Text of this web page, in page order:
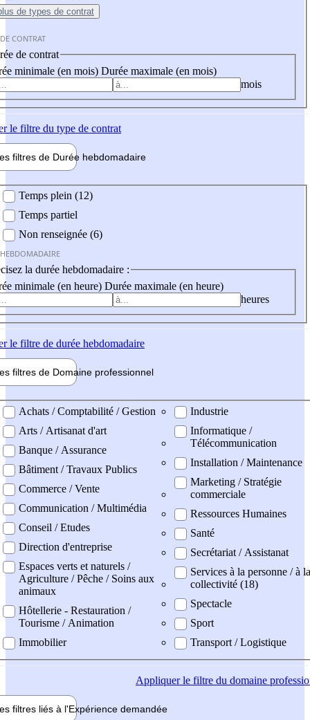
de types de contrat
CONTRAT
de contrat
minimale (en mois) Durée maximale (en mois)
mois
le filtre du type de contrat
filtres de Durée hebdomadaire
Temps plein (12)
Temps partiel
Non renseignée (6)
la durée hebdomadaire :
minimale (en heure) Durée maximale (en heure)
heures
le filtre de durée hebdomadaire
filtres de Domaine professionnel
professionel
Achats / Comptabilité / Gestion
Arts / Artisanat d'art
Banque / Assurance
Bâtiment / Travaux Publics
Commerce / Vente
Communication / Multimédia
Conseil / Etudes
Direction d'entreprise
Espaces verts et naturels /
Agriculture / Pêche / Soins aux
animaux
Hôtellerie - Restauration /
Tourisme / Animation
Immobilier
Industrie
Informatique /
Télécommunication
Installation / Maintenance
Marketing / Stratégie
commerciale
Ressources Humaines
Santé
Secrétariat / Assistanat
Services à la personne / à la
collectivité (18)
Spectacle
Sport
Transport / Logistique
Appliquerle filtre du domaine
filtres liés à l'Expérience demandée